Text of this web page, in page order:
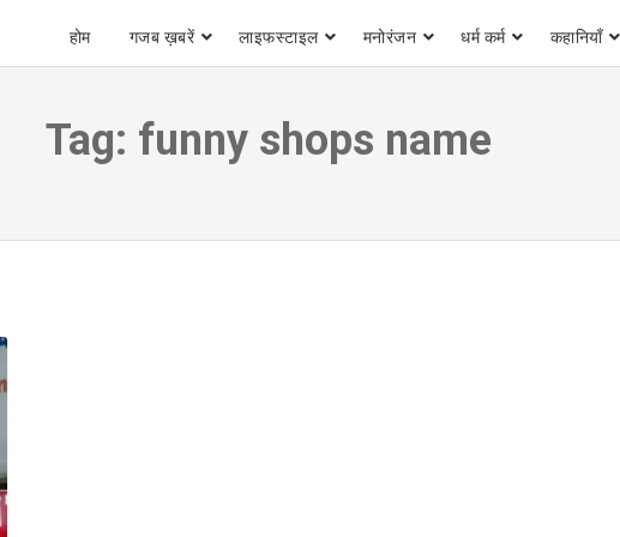
होम गजब ख़बरें लाइफस्टाइल मनोरंजन धर्म कर्म कहानियाँ
Tag: funny shops name